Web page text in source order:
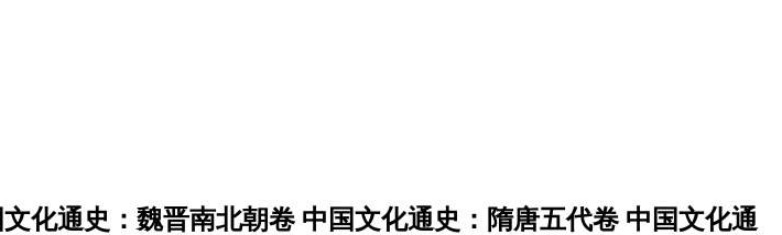
化通史：魏晋南北朝卷 中国文化通史：隋唐五代卷 中国文化通